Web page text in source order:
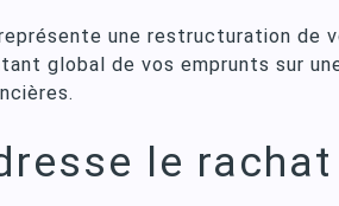
une restructuration
global de vos emprunts sur
le